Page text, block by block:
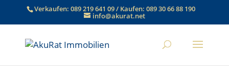
Verkaufen:089 219 641 09/ Kaufen:089 30 66 88 190
info@akurat.net